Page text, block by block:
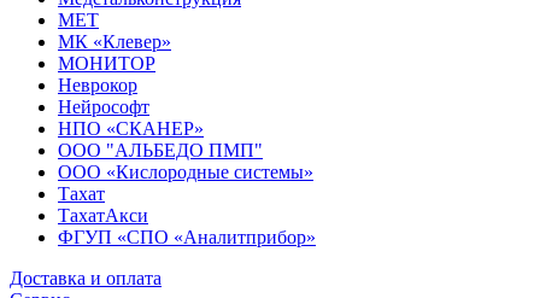
МЕТ
МК «Клевер»
МОНИТОР
Неврокор
Нейрософт
НПО «СКАНЕР»
ООО "АЛЬБЕДО ПМП"
ООО «Кислородные системы»
Тахат
ТахатАкси
ФГУП «СПО «Аналитприбор»
Доставка и оплата